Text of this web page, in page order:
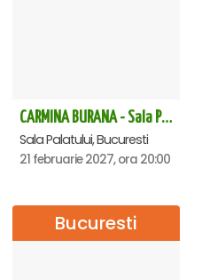
CARMINA BURANA - Sala Palatului
Sala Palatului, Bucuresti
21 februarie 2027, ora 20:00
Bucuresti